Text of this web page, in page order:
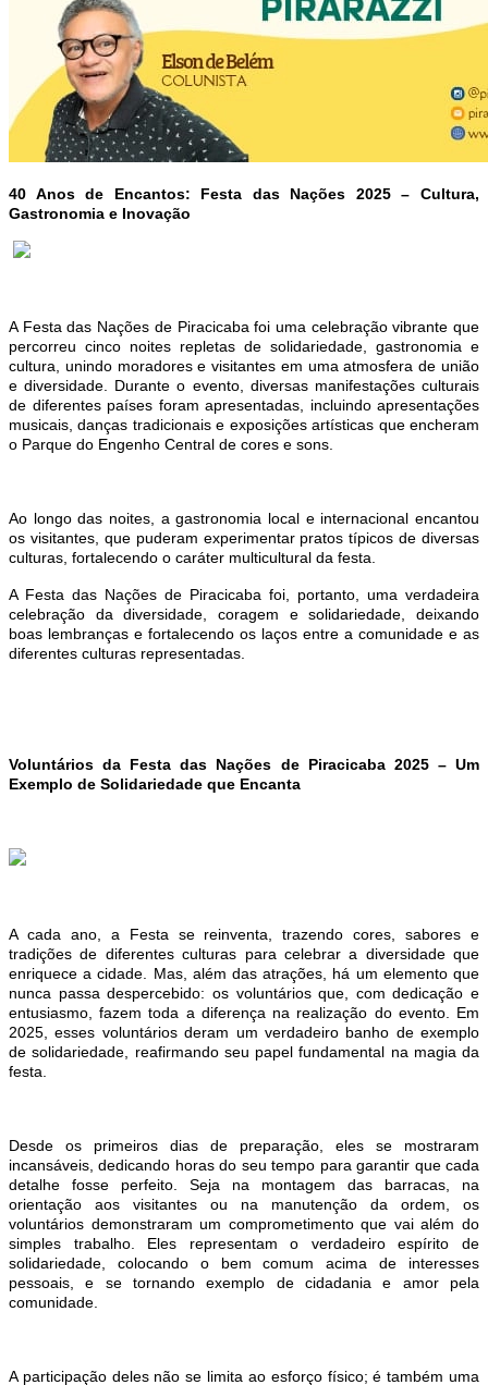
40 Anos de Encantos: Festa das Nações 2025 – Cultura,
Gastronomia e Inovação
A Festa das Nações de Piracicaba foi uma celebração vibrante que
percorreu cinco noites repletas de solidariedade, gastronomia e
cultura, unindo moradores e visitantes em uma atmosfera de união
e diversidade. Durante o evento, diversas manifestações culturais
de diferentes países foram apresentadas, incluindo apresentações
musicais, danças tradicionais e exposições artísticas que encheram
o Parque do Engenho Central de cores e sons.
Ao longo das noites, a gastronomia local e internacional encantou
os visitantes, que puderam experimentar pratos típicos de diversas
culturas, fortalecendo o caráter multicultural da festa.
A Festa das Nações de Piracicaba foi, portanto, uma verdadeira
celebração da diversidade, coragem e solidariedade, deixando
boas lembranças e fortalecendo os laços entre a comunidade e as
diferentes culturas representadas.
Voluntários da Festa das Nações de Piracicaba 2025 – Um
Exemplo de Solidariedade que Encanta
A cada ano, a Festa
se reinventa, trazendo cores, sabores e
tradições de diferentes culturas para celebrar a diversidade que
enriqueceacidade. Mas, além das atrações, há um elemento que
nunca passa despercebido: os voluntários que, com dedicação e
entusiasmo, fazem toda a diferença na realização do evento. Em
2025, esses voluntários deram um verdadeiro banho de exemplo
de solidariedade, reafirmando seu papel fundamental na magia da
festa.
Desde os primeiros dias de preparação, eles se mostraram
incansáveis, dedicando horas do seu tempo para garantir que cada
detalhe fosse perfeito. Seja na montagem das barracas, na
orientação aos visitantes ou na manutenção da ordem, os
voluntários demonstraram um comprometimento que vai além do
simples trabalho. Eles representam o verdadeiro espírito de
solidariedade, colocando o bem comum acima de interesses
pessoais, e se tornando exemplo de cidadania e amor pela
comunidade.
A participação deles não se limita ao esforço físico; é também uma